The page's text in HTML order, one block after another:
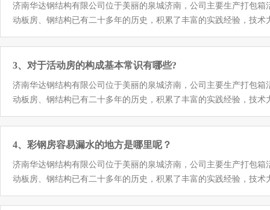
济南华达钢结构有限公司位于美丽的泉城济南，公司主要生产打包
动板房、钢结构已有二十多年的历史，积累了丰富的实践经验，技术
也会造成其渗水的状况产生。如何应对该类状况的产生呢？ 在工
的关键点，坚信会有协助的。 在整体规划全过程中，人们还必须
首先需要各种论证，使拖车的结构尽可能简短合理，防水效果也
3、对于活动房的构成基本常识有哪些?
济南华达钢结构有限公司位于美丽的泉城济南，公司主要生产打包
动板房、钢结构已有二十多年的历史，积累了丰富的实践经验，技术
护体系由屋面、外墙、门、窗等组成，活动房屋面、外墙围护成内
密性。活动房门是连接内外的通道，活动房窗户可以透光、通气和
置情况也不尽相同，活动房设备体系通常包括给排水系统、供电系
4、彩钢房容易漏水的地方是哪里呢？
济南华达钢结构有限公司位于美丽的泉城济南，公司主要生产打包
动板房、钢结构已有二十多年的历史，积累了丰富的实践经验，技术
节还是需要注意的，如果不注意就很容易出现漏雨漏水的现象，所
泥泥浆或硅胶，造成裂缝漏水;铆钉用于屋面屋脊盖板的纵向连接，